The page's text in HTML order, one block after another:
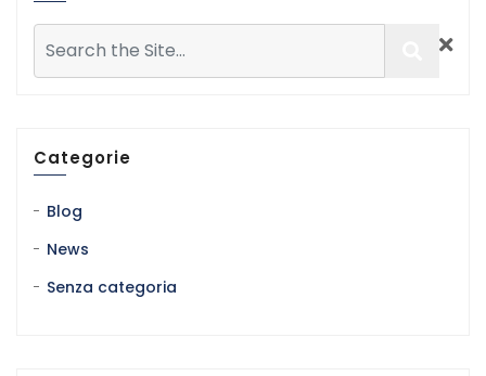
Categorie
Blog
News
Senza categoria